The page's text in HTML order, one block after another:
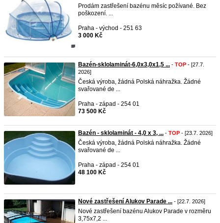
Prodám zastřešení bazénu měsíc požívané. Bez
poškození. ...
Praha - východ - 251 63
3 000 Kč
Bazén-sklolaminát-6,0x3,0x1,5 ... - TOP - [27.7.
2026]
Česká výroba, žádná Polská náhražka. Žádné
svařované de ...
Praha - západ - 254 01
73 500 Kč
Bazén - sklolaminát - 4,0 x 3, ... - TOP - [23.7. 2026]
Česká výroba, žádná Polská náhražka. Žádné
svařované de ...
Praha - západ - 254 01
48 100 Kč
Nové zastřešení Alukov Parade ... - [22.7. 2026]
Nové zastřešení bazénu Alukov Parade v rozměru
3,75x7,2 ...